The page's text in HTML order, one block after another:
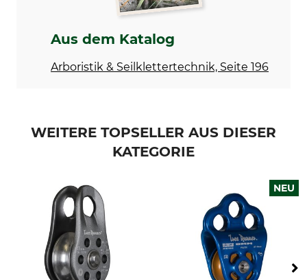
61 mm
Bruchlast
Gewicht
90 g
Aus dem Katalog
Arboristik & Seilklettertechnik, Seite 196
WEITERE TOPSELLER AUS DIESER
KATEGORIE
NEU